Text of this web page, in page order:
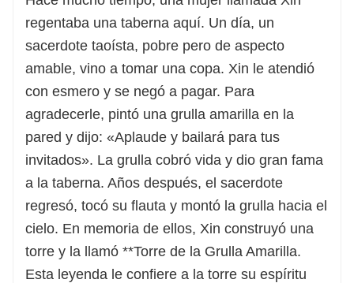
regentaba una taberna aquí. Un día, un
sacerdote taoísta, pobre pero de aspecto
amable, vino a tomar una copa. Xin le atendió
con esmero y se negó a pagar. Para
agradecerle, pintó una grulla amarilla en la
pared y dijo: «Aplaude y bailará para tus
invitados». La grulla cobró vida y dio gran fama
a la taberna. Años después, el sacerdote
regresó, tocó su flauta y montó la grulla hacia el
cielo. En memoria de ellos, Xin construyó una
torre y la llamó **Torre de la Grulla Amarilla.
Esta leyenda le confiere a la torre su espíritu